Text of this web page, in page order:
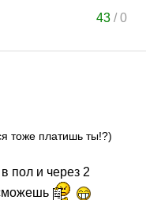
43 /0
тоже платишь ты!?)
пол и через 2